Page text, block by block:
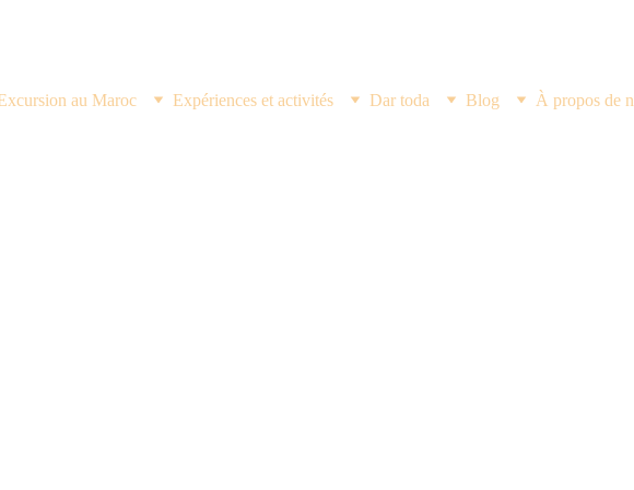
au Maroc Expériences et activités Dar toda Blog À propos de